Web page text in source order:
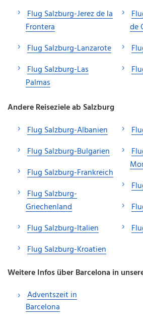
Flug Salzburg-Jerez de la
Frontera
Flug Salzburg-Lanzarote
Flug Salzburg-Las
Palmas
de
Andere Reiseziele ab Salzburg
Flug Salzburg-Albanien
Flug Salzburg-Bulgarien
Flug Salzburg-Frankreich
Flug Salzburg-
Griechenland
Flug Salzburg-Italien
Flug Salzburg-Kroatien
Weitere Infos über Barcelona in
Adventszeit in
Barcelona